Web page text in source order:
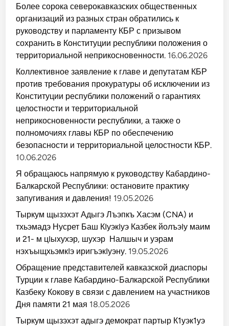
Более сорока северокавказских общественных
организаций из разных стран обратились к
руководству и парламенту КБР с призывом
сохранить в Конституции республики положения о
территориальной неприкосновенности. 16.06.2026
Коллективное заявление к главе и депутатам КБР
против требования прокуратуры об исключении из
Конституции республики положений о гарантиях
целостности и территориальной
неприкосновенности республики, а также о
полномочиях главы КБР по обеспечению
безопасности и территориальной целостности КБР.
10.06.2026
Я обращаюсь напрямую к руководству Кабардино-
Балкарской Республики: остановите практику
запугивания и давления! 19.05.2026
Тыркум щызэхэт Адыгэ Лъэпкъ Хасэм (CNA) и
тхьэмадэ Нусрет Баш КIуэкIуэ Казбек йолъэIу маим
и 21- м цIыхухэр, шухэр Налшыч и уэрам
нэхъыщхьэмкIэ иригъэкIуэну. 19.05.2026
Обращение представителей кавказской диаспоры
Турции к главе Кабардино-Балкарской Республики
Казбеку Кокову в связи с давлением на участников
Дня памяти 21 мая 18.05.2026
Тыркум щызэхэт адыгэ демократ партыр К1уэк1уэ